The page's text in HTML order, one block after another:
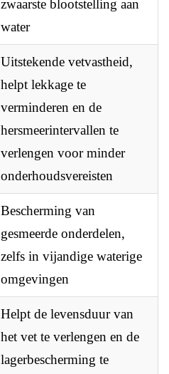
zwaarste blootstelling aan
water
Uitstekende vetvastheid,
helpt lekkage te
verminderen en de
hersmeerintervallen te
verlengen voor minder
onderhoudsvereisten
Bescherming van
gesmeerde onderdelen,
zelfs in vijandige waterige
omgevingen
Helpt de levensduur van
het vet te verlengen en de
lagerbescherming te